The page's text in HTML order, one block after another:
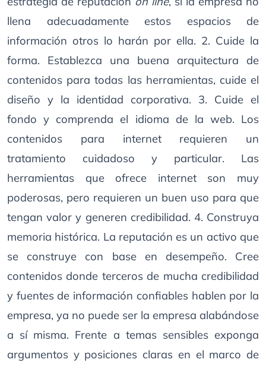
llena adecuadamente estos espacios de
información otros lo harán por ella. 2. Cuide la
forma. Establezca una buena arquitectura de
contenidos para todas las herramientas, cuide el
diseño y la identidad corporativa. 3. Cuide el
fondo y comprenda el idioma de la web. Los
contenidos para internet requieren un
tratamiento cuidadoso y particular. Las
herramientas que ofrece internet son muy
poderosas, pero requieren un buen uso para que
tengan valor y generen credibilidad. 4. Construya
memoria histórica. La reputación es un activo que
se construye con base en desempeño. Cree
contenidos donde terceros de mucha credibilidad
y fuentes de información confiables hablen por la
empresa, ya no puede ser la empresa alabándose
a sí misma. Frente a temas sensibles exponga
argumentos y posiciones claras en el marco de